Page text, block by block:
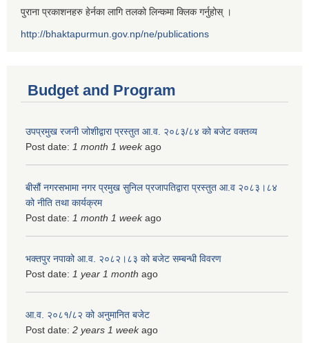
पुराना प्रकाशनहरु हेर्नका लागि तलको लिन्कमा क्लिक गर्नुहोस् ।
http://bhaktapurmun.gov.np/ne/publications
Budget and Program
उपप्रमुख रजनी जोशीद्वारा प्रस्तुत आ.व. २०८३/८४ को बजेट वक्तव्य
Post date: 1 month 1 weekago
बीसौं नगरसभामा नगर प्रमुख सुनिल प्रजापतिद्वारा प्रस्तुत आ.व‍ २०८३।८४
को नीति तथा कार्यक्रम
Post date: 1 month 1 weekago
भक्तपुर नपाको आ.व. २०८२।८३ को बजेट सम्बन्धी विवरण
Post date: 1 year 1 month ago
आ.व. २०८१/८२ को अनुमानित बजेट
Post date: 2 years 1 weekago